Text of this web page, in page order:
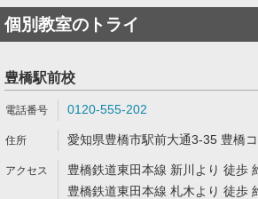
個別教室のトライ
豊橋駅前校
0120-555-202
愛知県豊橋市駅前大通3-35 豊橋
豊橋鉄道東田本線 新川より 徒歩
豊橋鉄道東田本線 札木より 徒歩